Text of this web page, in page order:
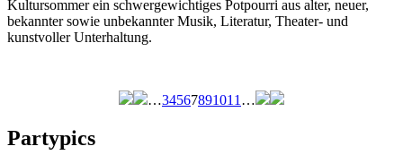
Kultursommer ein schwergewichtiges Potpourri aus alter, neuer,
bekannter sowie unbekannter Musik, Literatur, Theater- und
kunstvoller Unterhaltung.
…34567891011 …
Partypics